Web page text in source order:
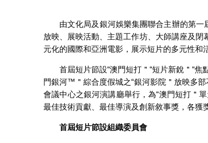
由文化局及銀河娛樂集團聯合主辦的第
放映、展映活動、主題工作坊、大師講座及
元化的國際和亞洲電影，展示短片的多元性和
首屆短片節設“澳門短打＂“短片新銳＂“
門銀河™＂綜合度假城之“銀河影院＂放映多
會議中心之銀河演講廳舉行，為“澳門短打＂
最佳技術貢獻、最佳導演及創新敘事獎，各獲
首屆短片節設組織委員會